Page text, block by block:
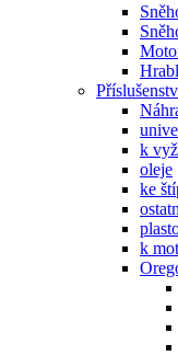
k
oleje
ke
k